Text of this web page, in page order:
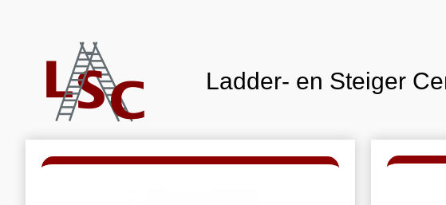
Ladder- en Steiger